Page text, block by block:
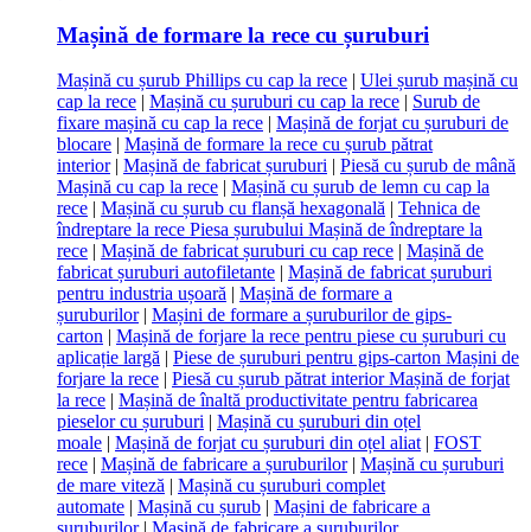
Mașină de formare la rece cu șuruburi
Mașină cu șurub Phillips cu cap la rece | Ulei șurub mașină cu
cap la rece | Mașină cu șuruburi cu cap la rece | Surub de
fixare mașină cu cap la rece | Mașină de forjat cu șuruburi de
blocare | Mașină de formare la rece cu șurub pătrat
interior| Mașină de fabricat șuruburi | Piesă cu șurub de mână
Mașină cu cap la rece | Mașină cu șurub de lemn cu cap la
rece | Mașină cu șurub cu flanșă hexagonală | Tehnica de
îndreptare la rece Piesa șurubului Mașină de îndreptare la
rece | Mașină de fabricat șuruburi cu cap rece | Mașină de
fabricat șuruburi autofiletante | Mașină de fabricat șuruburi
pentru industria ușoară | Mașină de formare a
șuruburilor| Mașini de formare a șuruburilor de gips-
carton | Mașină de forjare la rece pentru piese cu șuruburi cu
aplicație largă | Piese de șuruburi pentru gips-carton Mașini de
forjare la rece | Piesă cu șurub pătrat interior Mașină de forjat
la rece | Mașină de înaltă productivitate pentru fabricarea
pieselor cu șuruburi | Mașină cu șuruburi din oțel
moale | Mașină de forjat cu șuruburi din oțel aliat | FOST
rece | Mașină de fabricare a șuruburilor| Mașină cu șuruburi
de mare viteză | Mașină cu șuruburi complet
automate | Mașină cu șurub | Mașini de fabricare a